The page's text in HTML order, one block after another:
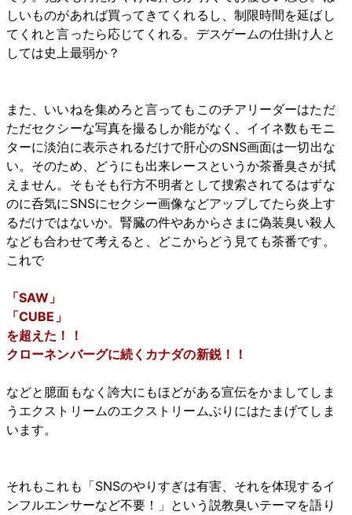
しいものがあれば買ってきてくれるし、制限時間を延ばし
てくれと言ったら応じてくれる。デスゲームの仕掛け人と
しては史上最弱か？
また、いいねを集めろと言ってもこのチアリーダーはただ
ただセクシーな写真を撮るしか能がなく、イイネ数もモニ
ターに淡泊に表示されるだけで肝心のSNS画面は一切出な
い。そのため、どうにも出来レースというか茶番臭さが拭
えません。そもそも行方不明者として捜索されてるはずな
のに呑気にSNSにセクシー画像などアップしてたら炎上す
るだけではないか。腎臓の件やあからさまに偽装臭い殺人
なども合わせて考えると、どこからどう見ても茶番です。
これで
「SAW」
「CUBE」
を超えた！！
クローネンバーグに続くカナダの新鋭！！
などと臆面もなく誇大にもほどがある宣伝をかましてしま
うエクストリームのエクストリームぶりにはたまげてしま
います。
それもこれも「SNSのやりすぎは有害、それを体現するイ
ンフルエンサーなど不要！」という説教臭いテーマを語り